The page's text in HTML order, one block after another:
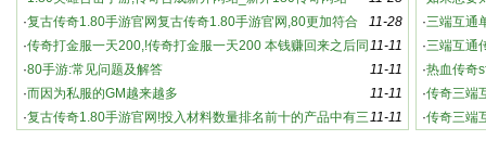
11-28
·复古传奇1.80手游官网复古传奇1.80手游官网,80更加符合
老版
11-11
·传奇打金服一天200,!传奇打金服一天200 本钱赚回来之后同
时还能赚点
11-11
·80手游:常见问题及解答
11-11
·而因为私服的GM越来越多
11-11
·复古传奇1.80手游官网!投入材料数量排名前十的产品中有三
·三端互通
传
·三端互通
袭
·热血传奇
传奇s
·传奇三端
·传奇三端